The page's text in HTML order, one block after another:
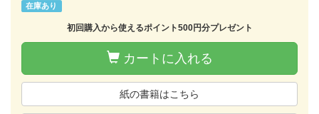
在庫あり
初回購入から使えるポイント500円分プレゼント
カートに入れる
紙の書籍はこちら